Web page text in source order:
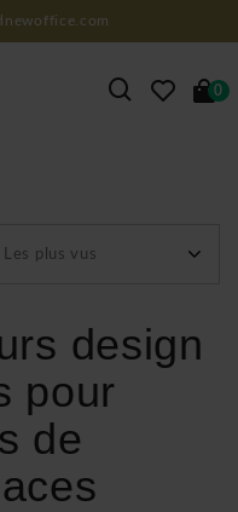
0
Les plus vus
design
pour
de